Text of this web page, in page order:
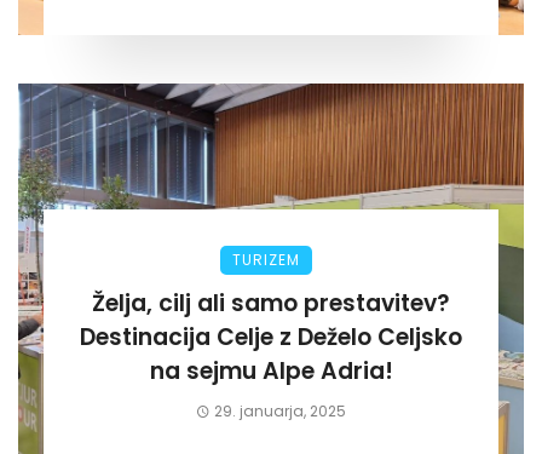
TURIZEM
Želja, cilj ali samo prestavitev?
Destinacija Celje z Deželo Celjsko
na sejmu Alpe Adria!
29. januarja, 2025